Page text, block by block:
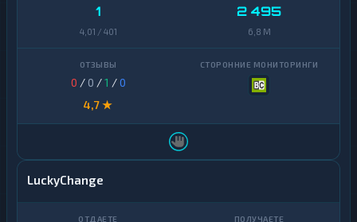
1
4,01 / 401
2 495
6,8 M
0 / 0 /1 /0
4,7 ★
LuckyChange